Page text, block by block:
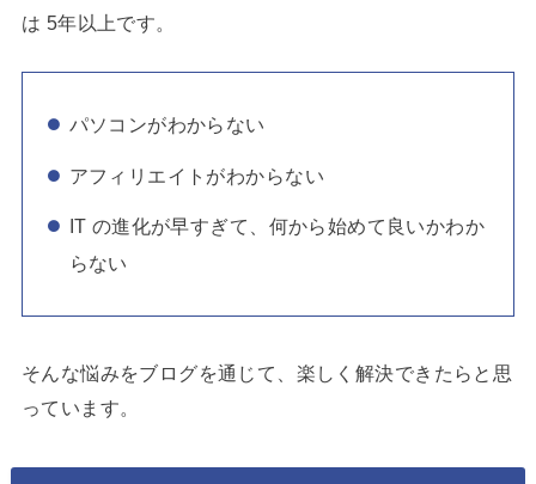
は 5年以上です。
パソコンがわからない
アフィリエイトがわからない
IT の進化が早すぎて、何から始めて良いかわか
らない
そんな悩みをブログを通じて、楽しく解決できたらと思
っています。